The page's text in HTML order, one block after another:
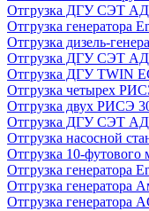
Отгрузка ДГУ СЭТ
Отгрузка генератора
Отгрузка дизель-
Отгрузка ДГУ СЭТ
Отгрузка ДГУ TWIN
Отгрузка четырех
Отгрузка двух РИСЭ
Отгрузка ДГУ СЭТ АД-
Отгрузка насосной
Отгрузка 10-футового
Отгрузка генератора
Отгрузка генератора
Отгрузка генератора